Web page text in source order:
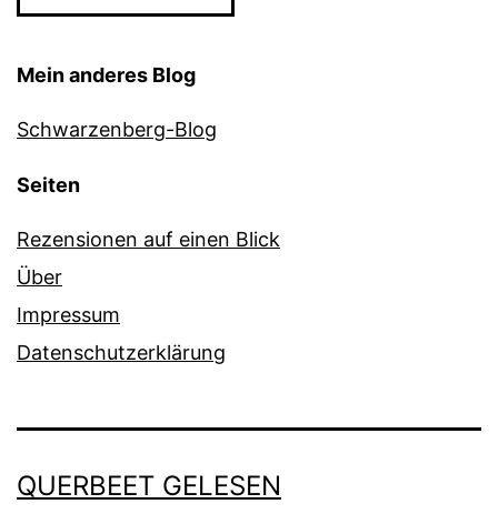
Mein anderes Blog
Schwarzenberg-Blog
Seiten
Rezensionen auf einen Blick
Über
Impressum
Datenschutzerklärung
QUERBEET GELESEN